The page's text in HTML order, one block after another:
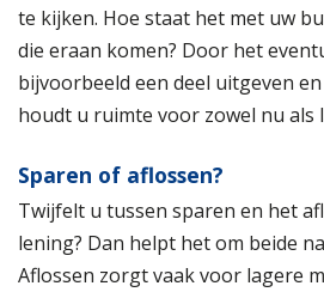
te kijken. Hoe staat het met uw
die eraan komen? Door het
bijvoorbeeld een deel uitgeven
houdt u ruimte voor zowel nu als
Sparen of aflossen?
Twijfelt u tussen sparen en het
lening? Dan helpt het om beide
Aflossen zorgt vaak voor lagere